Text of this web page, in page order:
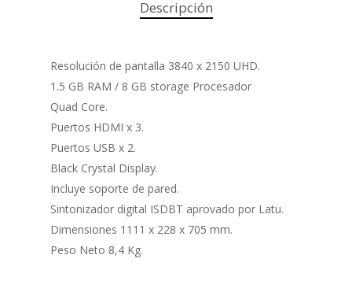
Descripción
Resolución de pantalla 3840 x 2150 UHD.
1.5 GB RAM / 8 GB storage Procesador
Quad Core.
Puertos HDMI x 3.
Puertos USB x 2.
Black Crystal Display.
Incluye soporte de pared.
Sintonizador digital ISDBT aprovado por Latu.
Dimensiones 1111 x 228 x 705 mm.
Peso Neto 8,4 Kg.